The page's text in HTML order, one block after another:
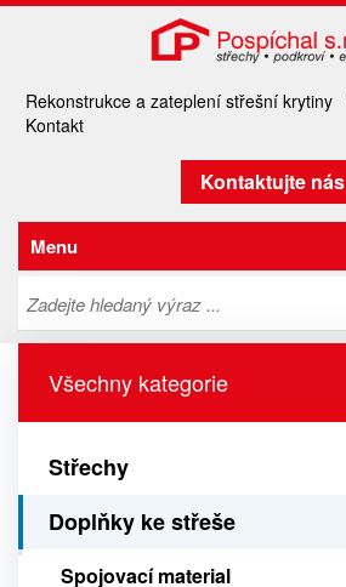
Rekonstrukce a zateplení střešní krytiny
Kontakt
Kontaktujte nás
Menu
Všechny kategorie
Střechy
Doplňky ke střeše
Spojovací material